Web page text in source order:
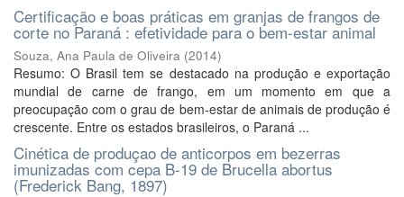
Certificação e boas práticas em granjas de frangos de
corte no Paraná : efetividade para o bem-estar animal
Souza, Ana Paula de Oliveira (2014)
Resumo: O Brasil tem se destacado na produção e exportação
mundial de carne de frango, em um momento em que a
preocupação com o grau de bem-estar de animais de produção é
crescente. Entre os estados brasileiros, o Paraná ...
Cinética de produçao de anticorpos em bezerras
imunizadas com cepa B-19 de Brucella abortus
(Frederick Bang, 1897)